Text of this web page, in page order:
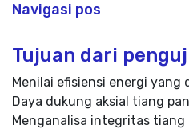
Navigasi pos
Tujuan dari
Menilai efisiensi energi yang
Daya dukung aksial tiang
Menganalisa integritas tiang